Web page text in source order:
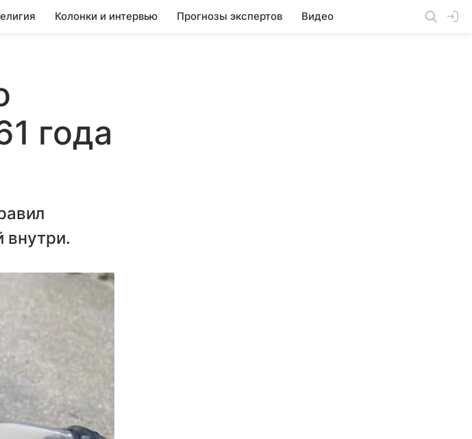
Колонки и интервью Прогнозы экспертов Видео
года
внутри.